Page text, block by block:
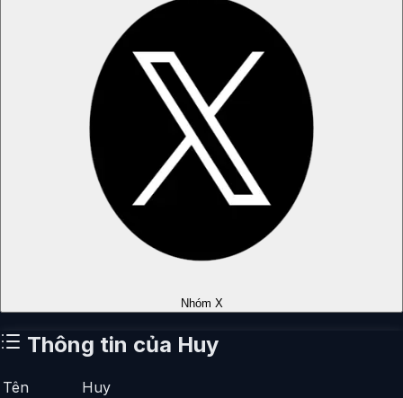
Nhóm X
Thông tin của Huy
Tên
Huy